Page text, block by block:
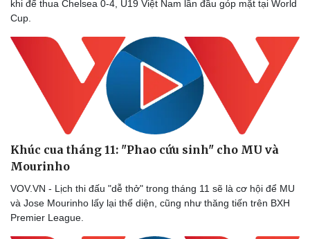
khi để thua Chelsea 0-4, U19 Việt Nam lần đầu góp mặt tại World
Cup.
Khúc cua tháng 11: "Phao cứu sinh" cho MU và
Mourinho
VOV.VN - Lịch thi đấu "dễ thở" trong tháng 11 sẽ là cơ hội để MU
và Jose Mourinho lấy lại thể diện, cũng như thăng tiến trên BXH
Premier League.